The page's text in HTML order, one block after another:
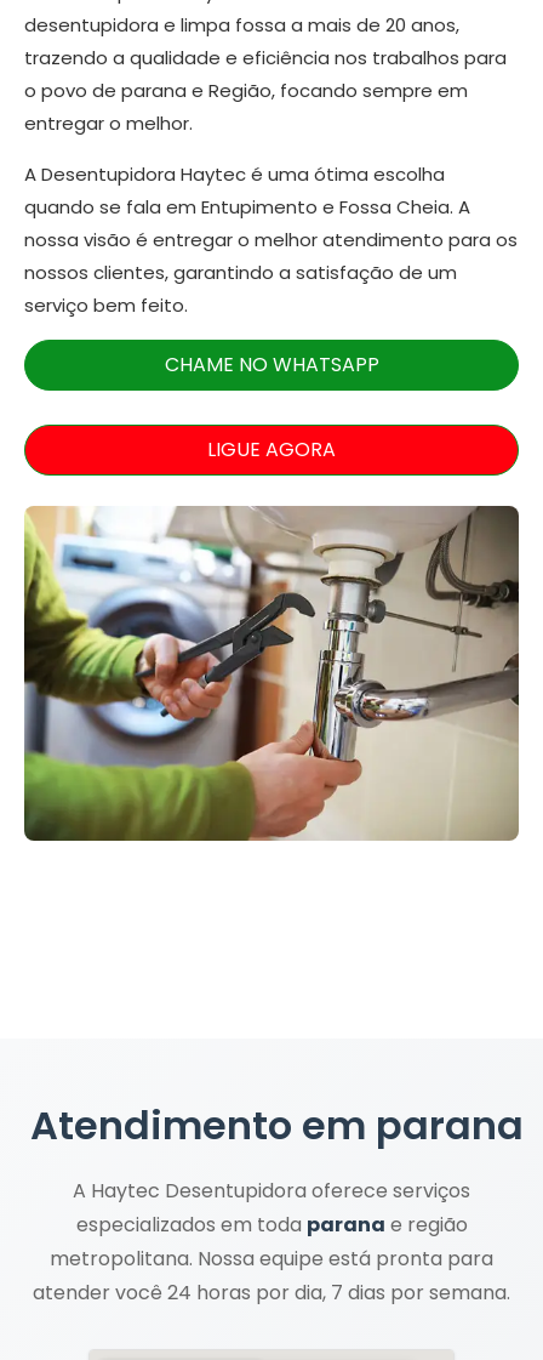
desentupidora e limpa fossa a mais de 20 anos,
trazendo a qualidade e eficiência nos trabalhos para
o povo de parana e Região, focando sempre em
entregar o melhor.
A Desentupidora Haytec é uma ótima escolha
quando se fala em Entupimento e Fossa Cheia. A
nossa visão é entregar o melhor atendimento para os
nossos clientes, garantindo a satisfação de um
serviço bem feito.
CHAME NO WHATSAPP
LIGUE AGORA
Atendimento em parana
A Haytec Desentupidora oferece serviços
especializados em toda parana e região
metropolitana. Nossa equipe está pronta para
atender você 24 horas por dia, 7 dias por semana.